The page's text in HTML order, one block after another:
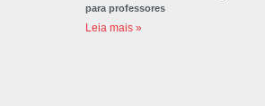
para professores
Leia mais »